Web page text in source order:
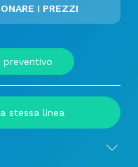
I PREZZI
preventivo
stessa linea